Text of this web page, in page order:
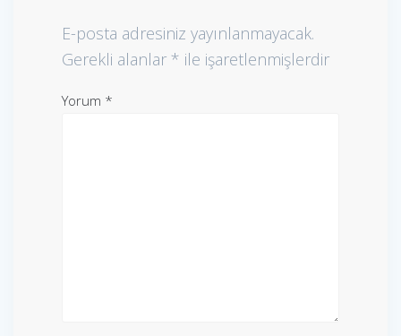
E-posta adresiniz yayınlanmayacak.
Gerekli alanlar * ile işaretlenmişlerdir
Yorum *